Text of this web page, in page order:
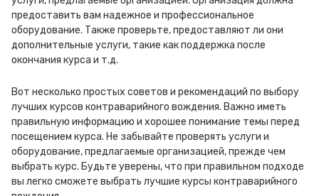
предоставить вам надежное и профессиональное
оборудование. Также проверьте, предоставляют ли они
дополнительные услуги, такие как поддержка после
окончания курса и т.д.
Вот несколько простых советов и рекомендаций по выбору
лучших курсов контраварийного вождения. Важно иметь
правильную информацию и хорошее понимание темы перед
посещением курса. Не забывайте проверять услуги и
оборудование, предлагаемые организацией, прежде чем
выбрать курс. Будьте уверены, что при правильном подходе
вы легко сможете выбрать лучшие курсы контраварийного